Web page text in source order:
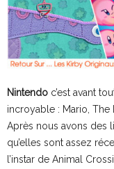
Nintendo c’est avant
incroyable : Mario, The
Après nous avons des
qu’elles sont assez
l’instar de Animal